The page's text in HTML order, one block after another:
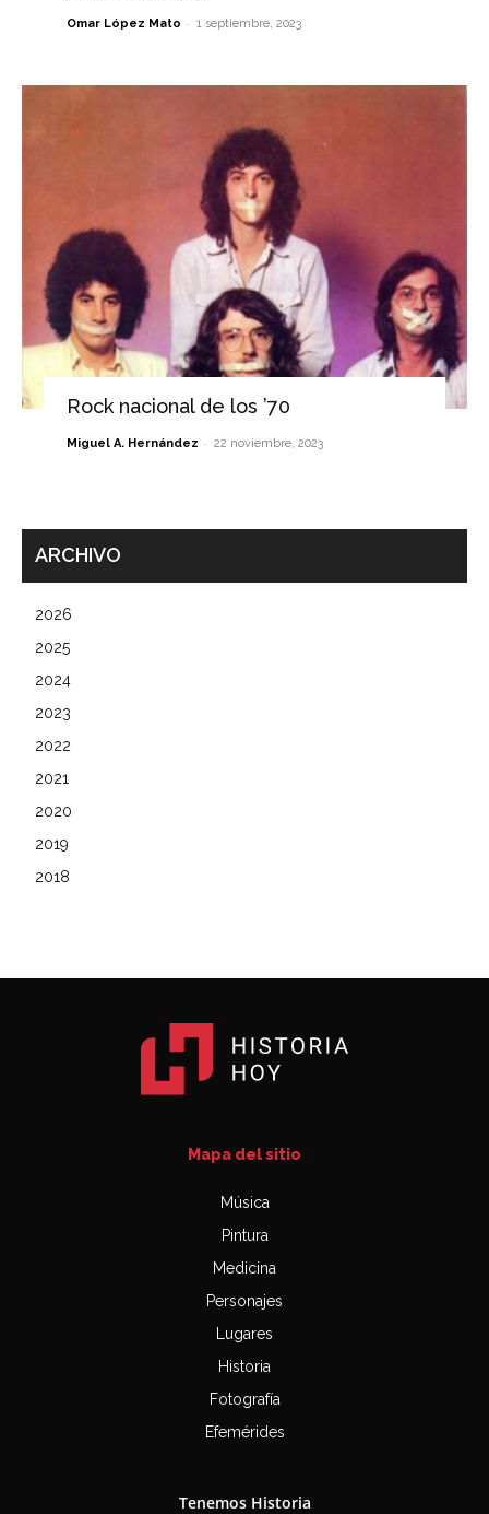
Omar López Mato - 1 septiembre, 2023
Rock nacional de los ’70
Miguel A. Hernández - 22 noviembre, 2023
ARCHIVO
2026
2025
2024
2023
2022
2021
2020
2019
2018
Mapa del sitio
Música
Pintura
Medicina
Personajes
Lugares
Historia
Fotografía
Efemérides
Tenemos Historia